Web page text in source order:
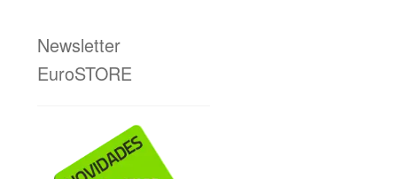
Newsletter
EuroSTORE